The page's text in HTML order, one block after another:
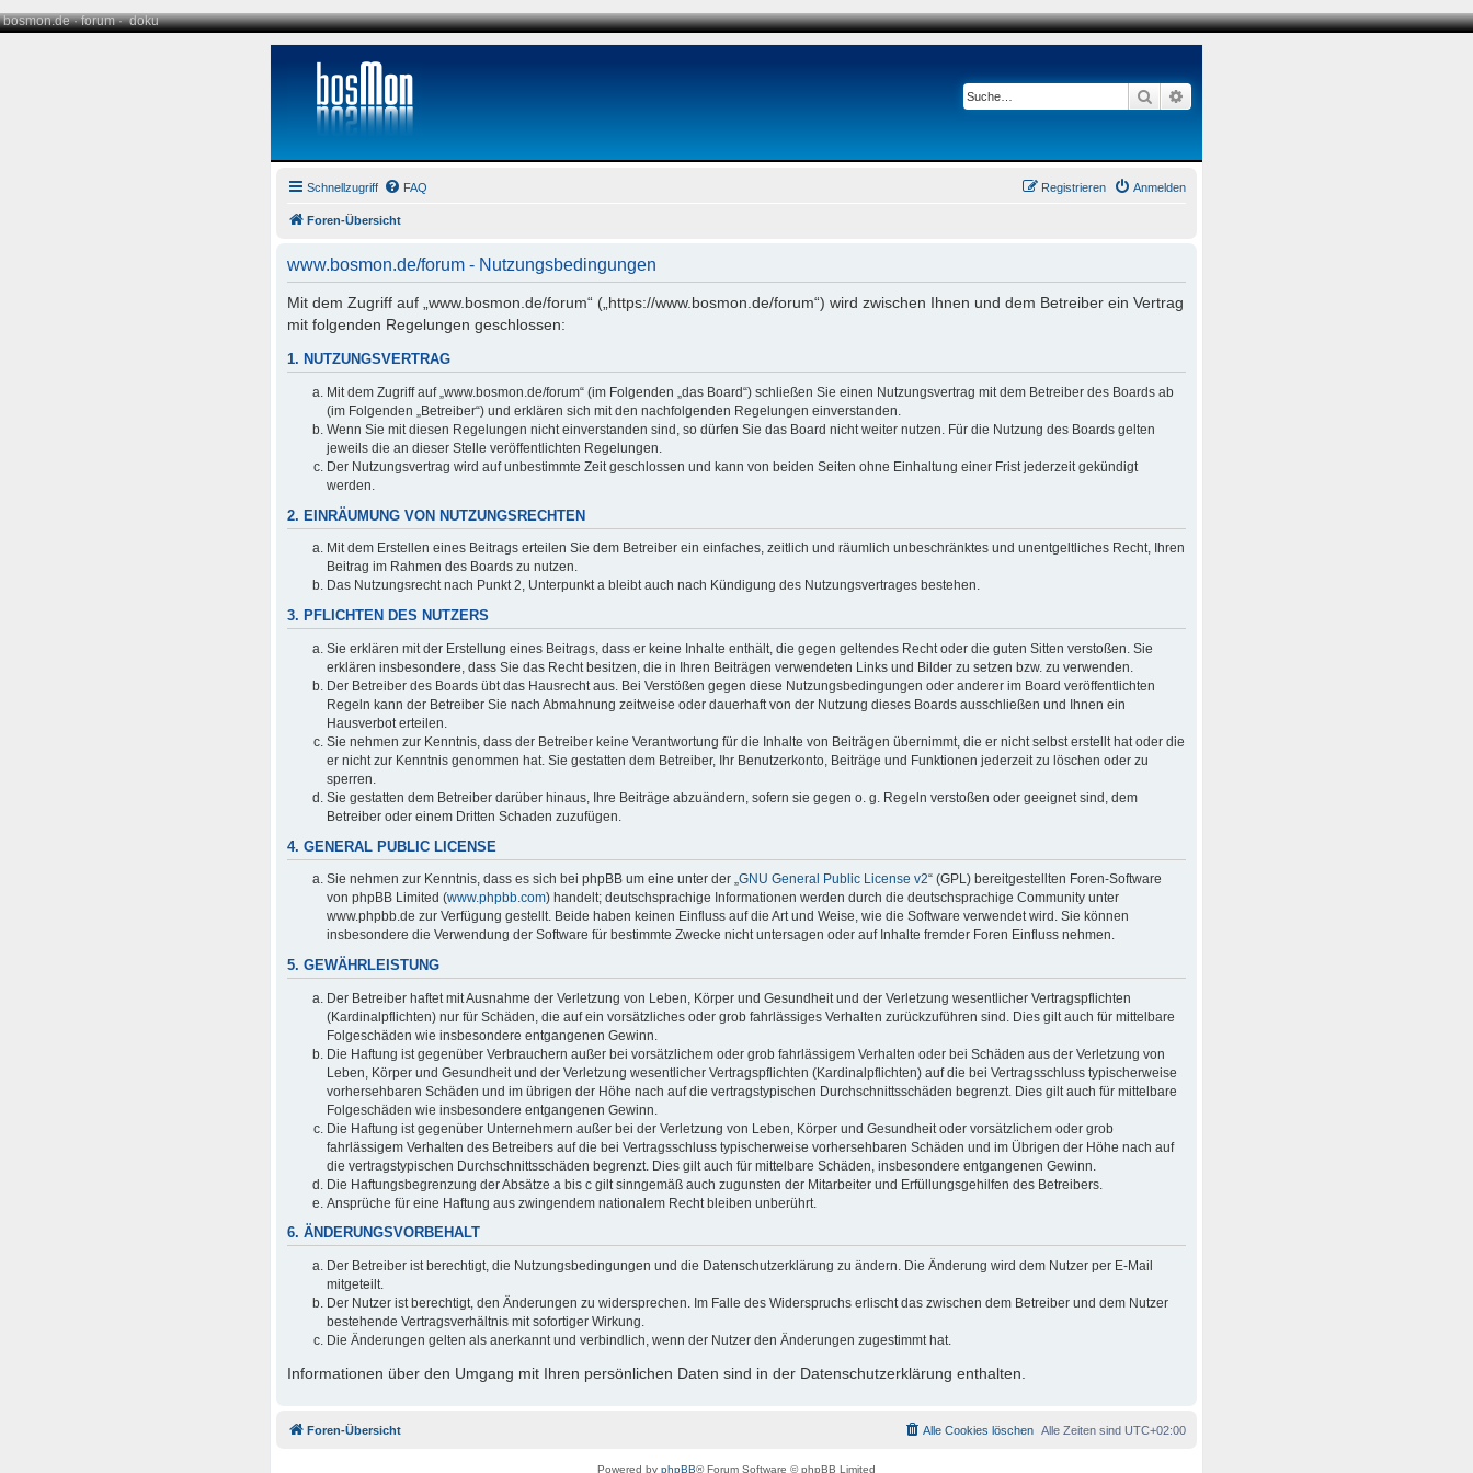
bosmon.de·forum·doku
Suche
Schnellzugriff FAQ Anmelden
Registrieren
Foren-Übersicht
www.bosmon.de/forum - Nutzungsbedingungen
Mit dem Zugriff auf „www.bosmon.de/forum“ („https://www.bosmon.de/forum“) wird zwischen Ihnen und dem Betreiber ein Vertrag
mit folgenden Regelungen geschlossen:
1. NUTZUNGSVERTRAG
Mit dem Zugriff auf „www.bosmon.de/forum“ (im Folgenden „das Board“) schließen Sie einen Nutzungsvertrag mit dem Betreiber des Boards ab
(im Folgenden „Betreiber“) und erklären sich mit den nachfolgenden Regelungen einverstanden.
Wenn Sie mit diesen Regelungen nicht einverstanden sind, so dürfen Sie das Board nicht weiter nutzen. Für die Nutzung des Boards gelten
jeweils die an dieser Stelle veröffentlichten Regelungen.
Der Nutzungsvertrag wird auf unbestimmte Zeit geschlossen und kann von beiden Seiten ohne Einhaltung einer Frist jederzeit gekündigt
werden.
2. EINRÄUMUNG VON NUTZUNGSRECHTEN
Mit dem Erstellen eines Beitrags erteilen Sie dem Betreiber ein einfaches, zeitlich und räumlich unbeschränktes und unentgeltliches Recht, Ihren
Beitrag im Rahmen des Boards zu nutzen.
Das Nutzungsrecht nach Punkt 2, Unterpunkt a bleibt auch nach Kündigung des Nutzungsvertrages bestehen.
3. PFLICHTEN DES NUTZERS
Sie erklären mit der Erstellung eines Beitrags, dass er keine Inhalte enthält, die gegen geltendes Recht oder die guten Sitten verstoßen. Sie
erklären insbesondere, dass Sie das Recht besitzen, die in Ihren Beiträgen verwendeten Links und Bilder zu setzen bzw. zu verwenden.
Der Betreiber des Boards übt das Hausrecht aus. Bei Verstößen gegen diese Nutzungsbedingungen oder anderer im Board veröffentlichten
Regeln kann der Betreiber Sie nach Abmahnung zeitweise oder dauerhaft von der Nutzung dieses Boards ausschließen und Ihnen ein
Hausverbot erteilen.
Sie nehmen zur Kenntnis, dass der Betreiber keine Verantwortung für die Inhalte von Beiträgen übernimmt, die er nicht selbst erstellt hat oder die
er nicht zur Kenntnis genommen hat. Sie gestatten dem Betreiber, Ihr Benutzerkonto, Beiträge und Funktionen jederzeit zu löschen oder zu
sperren.
Sie gestatten dem Betreiber darüber hinaus, Ihre Beiträge abzuändern, sofern sie gegen o. g. Regeln verstoßen oder geeignet sind, dem
Betreiber oder einem Dritten Schaden zuzufügen.
4. GENERAL PUBLIC LICENSE
Sie nehmen zur Kenntnis, dass es sich bei phpBB um eine unter der „GNU General Public License v2“ (GPL) bereitgestellten Foren-Software
von phpBB Limited (www.phpbb.com) handelt; deutschsprachige Informationen werden durch die deutschsprachige Community unter
www.phpbb.de zur Verfügung gestellt. Beide haben keinen Einfluss auf die Art und Weise, wie die Software verwendet wird. Sie können
insbesondere die Verwendung der Software für bestimmte Zwecke nicht untersagen oder auf Inhalte fremder Foren Einfluss nehmen.
5. GEWÄHRLEISTUNG
Der Betreiber haftet mit Ausnahme der Verletzung von Leben, Körper und Gesundheit und der Verletzung wesentlicher Vertragspflichten
(Kardinalpflichten) nur für Schäden, die auf ein vorsätzliches oder grob fahrlässiges Verhalten zurückzuführen sind. Dies gilt auch für mittelbare
Folgeschäden wie insbesondere entgangenen Gewinn.
Die Haftung ist gegenüber Verbrauchern außer bei vorsätzlichem oder grob fahrlässigem Verhalten oder bei Schäden aus der Verletzung von
Leben, Körper und Gesundheit und der Verletzung wesentlicher Vertragspflichten (Kardinalpflichten) auf die bei Vertragsschluss typischerweise
vorhersehbaren Schäden und im übrigen der Höhe nach auf die vertragstypischen Durchschnittsschäden begrenzt. Dies gilt auch für mittelbare
Folgeschäden wie insbesondere entgangenen Gewinn.
Die Haftung ist gegenüber Unternehmern außer bei der Verletzung von Leben, Körper und Gesundheit oder vorsätzlichem oder grob
fahrlässigem Verhalten des Betreibers auf die bei Vertragsschluss typischerweise vorhersehbaren Schäden und im Übrigen der Höhe nach auf
die vertragstypischen Durchschnittsschäden begrenzt. Dies gilt auch für mittelbare Schäden, insbesondere entgangenen Gewinn.
Die Haftungsbegrenzung der Absätze a bis c gilt sinngemäß auch zugunsten der Mitarbeiter und Erfüllungsgehilfen des Betreibers.
Ansprüche für eine Haftung aus zwingendem nationalem Recht bleiben unberührt.
6. ÄNDERUNGSVORBEHALT
Der Betreiber ist berechtigt, die Nutzungsbedingungen und die Datenschutzerklärung zu ändern. Die Änderung wird dem Nutzer per E-Mail
mitgeteilt.
Der Nutzer ist berechtigt, den Änderungen zu widersprechen. Im Falle des Widerspruchs erlischt das zwischen dem Betreiber und dem Nutzer
bestehende Vertragsverhältnis mit sofortiger Wirkung.
Die Änderungen gelten als anerkannt und verbindlich, wenn der Nutzer den Änderungen zugestimmt hat.
Informationen über den Umgang mit Ihren persönlichen Daten sind in der Datenschutzerklärung enthalten.
Foren-Übersicht Alle Zeiten sind UTC+02:00
Alle Cookies löschen
Powered by phpBB® Forum Software © phpBB Limited